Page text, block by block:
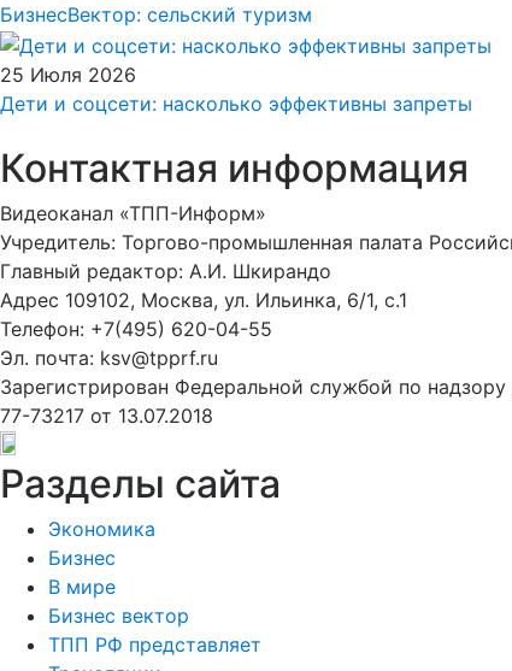
БизнесВектор: сельский туризм
25 Июля 2026
Дети и соцсети: насколько эффективны запреты
Контактная информация
Видеоканал «ТПП-Информ»
Учредитель: Торгово-промышленная палата
Главный редактор: А.И. Шкирандо
Адрес 109102, Москва, ул. Ильинка, 6/1, c.1
Телефон: +7(495) 620-04-55
Эл. почта: ksv@tpprf.ru
Зарегистрирован Федеральной службой по
77-73217 от 13.07.2018
Разделы сайта
Экономика
Бизнес
В мире
Бизнес вектор
ТПП РФ представляет